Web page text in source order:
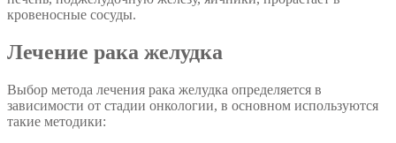
кровеносные сосуды.
Лечение рака желудка
Выбор метода лечения рака желудка определяется в
зависимости от стадии онкологии, в основном используются
такие методики: